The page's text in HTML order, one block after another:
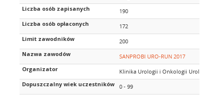
Liczba osób zapisanych
190
Liczba osób opłaconych
172
Limit zawodników
200
Nazwa zawodów
SANPROBI URO-RUN 2017
Organizator
Klinika Urologii i Onkologii
Dopuszczalny wiek uczestników
0 - 99